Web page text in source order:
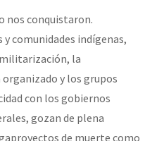
nos conquistaron.
comunidades indígenas,
la
y los grupos
con los gobiernos
gozan de plena
de muerte como